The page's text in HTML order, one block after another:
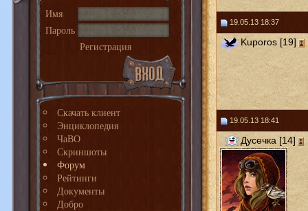
Имя
Пароль
Регистрация
Скачать клиент
Энциклопедия
ЧаВО
Скриншоты
Форум
Рейтинги
Документы
Добро
19.05.13 18:37
Kuporos [19]
19.05.13 18:41
Дусечка [14]